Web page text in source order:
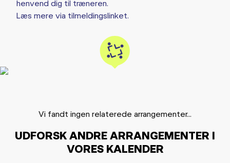
henvend dig til træneren.
Læs mere via tilmeldingslinket.
Vi fandt ingen relaterede arrangementer...
UDFORSK ANDRE ARRANGEMENTER I
VORES KALENDER